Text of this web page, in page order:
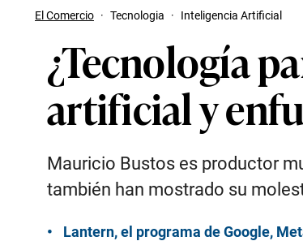
El Comercio · Tecnologia · Inteligencia Artificial
¿Tecnología
artificial y
Mauricio Bustos es productor
también han mostrado su
Lantern, el programa de Google,